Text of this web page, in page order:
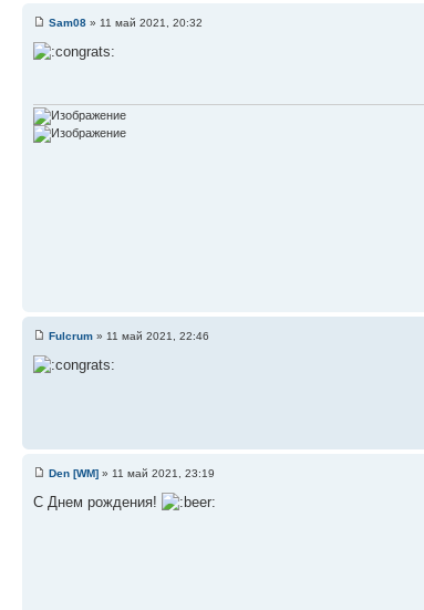
Sam08 » 11 май 2021, 20:32
Fulcrum » 11 май 2021, 22:46
Den [WM] » 11 май 2021, 23:19
С Днем рождения!